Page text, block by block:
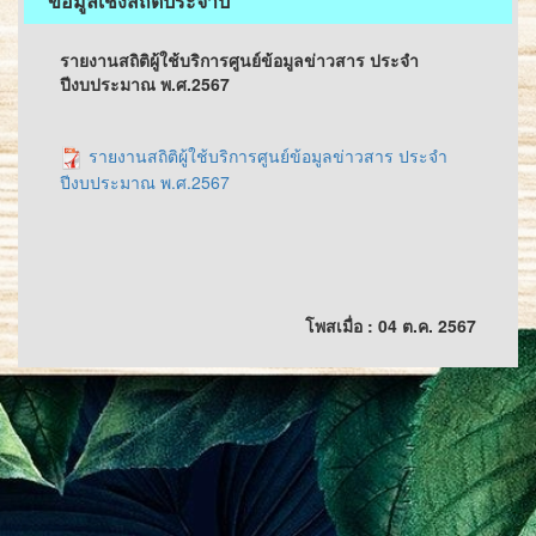
รายงานสถิติผู้ใช้บริการศูนย์ข้อมูลข่าวสาร ประจำ
ปีงบประมาณ พ.ศ.2567
รายงานสถิติผู้ใช้บริการศูนย์ข้อมูลข่าวสาร ประจำ
ปีงบประมาณ พ.ศ.2567
โพสเมื่อ : 04 ต.ค. 2567